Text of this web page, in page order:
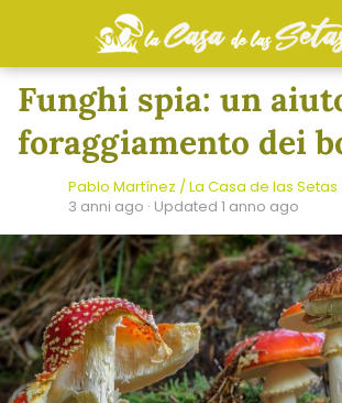
Funghi spia: un
foraggiamento dei
Pablo Martínez / La Casa de las Setas
3 anni ago · Updated 1 anno ago